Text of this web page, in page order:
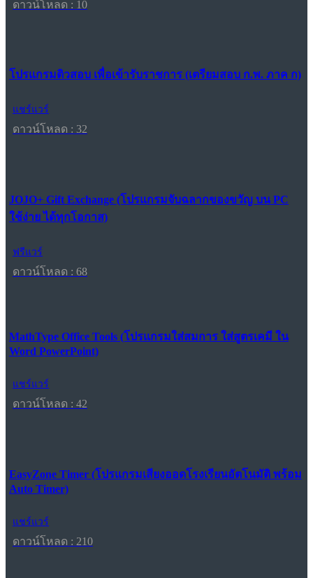
ดาวน์โหลด : 10
โปรแกรมติวสอบ เพื่อเข้ารับราชการ (เตรียมสอบ ก.พ. ภาค ก)
แชร์แวร์
ดาวน์โหลด : 32
JOJO+ Gift Exchange (โปรแกรมจับฉลากของขวัญ บน PC
ใช้ง่าย ได้ทุกโอกาส)
ฟรีแวร์
ดาวน์โหลด : 68
MathType Office Tools (โปรแกรมใส่สมการ ใส่สูตรเคมี ใน
Word PowerPoint)
แชร์แวร์
ดาวน์โหลด : 42
EasyZone Timer (โปรแกรมเสียงออดโรงเรียนอัตโนมัติ พร้อม
Auto Timer)
แชร์แวร์
ดาวน์โหลด : 210